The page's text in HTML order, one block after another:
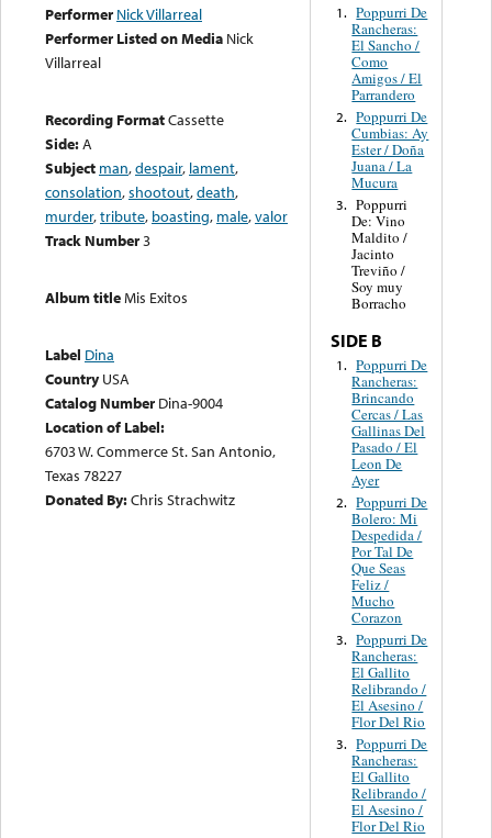
Performer Nick Villarreal
Performer Listed on Media Nick
Villarreal
Recording FormatCassette
Side:A
Subject man,despair, lament,
consolation,shootout,death,
murder,tribute, boasting, male,valor
Track Number3
Album titleMis Exitos
Label Dina
Country USA
Catalog Number Dina-9004
Location of Label:
6703 W. Commerce St. San Antonio,
Texas 78227
Donated By:Chris Strachwitz
1. Poppurri De
Rancheras:
El Sancho /
Como
Amigos / El
Parrandero
2. Poppurri De
Cumbias: Ay
Ester / Doña
Juana / La
Mucura
3. Poppurri
De: Vino
Maldito /
Jacinto
Treviño /
Soy muy
Borracho
SIDE B
1. Poppurri De
Rancheras:
Brincando
Cercas / Las
Gallinas Del
Pasado / El
Leon De
Ayer
2. Poppurri De
Bolero: Mi
Despedida /
Por Tal De
Que Seas
Feliz /
Mucho
Corazon
3. Poppurri De
Rancheras:
El Gallito
Relibrando /
El Asesino /
Flor Del Rio
3. Poppurri De
Rancheras:
El Gallito
Relibrando /
El Asesino /
Flor Del Rio